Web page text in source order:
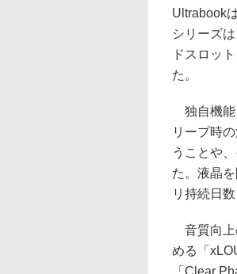
Ultrabook
シリーズ
ドスロッ
た。
独自機能
リープ時
うことや
た。液晶
リ持続日
音質向上
める「
「Clear